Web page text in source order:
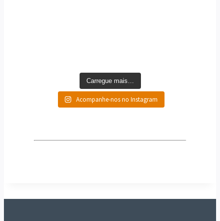
Carregue mais…
Acompanhe-nos no Instagram